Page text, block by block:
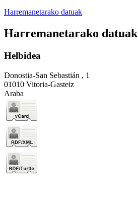
Harremanetarako datuak
Harremanetarako datuak
Helbidea
Donostia-San Sebastián , 1
01010 Vitoria-Gasteiz
Araba